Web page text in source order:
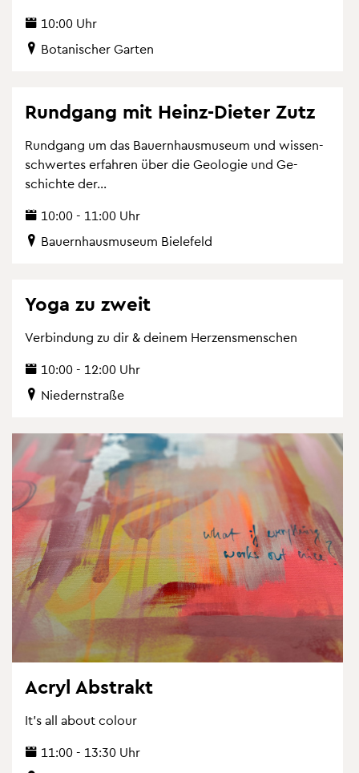
10:00 Uhr
Bo­ta­ni­scher Gar­ten
Rund­gang mit Heinz-Die­ter Zutz
Rund­gang um das Bau­ern­haus­mu­se­um und wis­sen­
schwer­tes er­fah­ren über die Geo­lo­gie und Ge­
schich­te der...
10:00 - 11:00 Uhr
Bau­ern­haus­mu­se­um Bie­le­feld
Yoga zu zweit
Ver­bin­dung zu dir & dei­nem Her­zens­men­schen
10:00 - 12:00 Uhr
Nie­dern­stra­ße
Acryl Abs­trakt
It’s all about co­lour
11:00 - 13:30 Uhr